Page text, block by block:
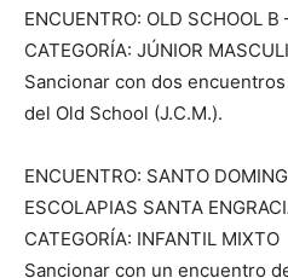
ENCUENTRO: OLD SCHOOL
CATEGORÍA: JÚNIOR
Sancionar con dos
del Old School (J.C.M.).
ENCUENTRO: SANTO
ESCOLAPIAS SANTA
CATEGORÍA: INFANTIL MIXTO
Sancionar con un encuentro